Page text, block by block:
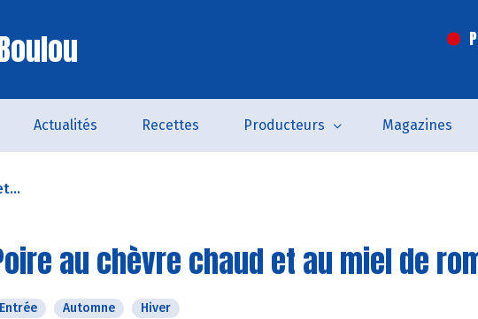
Actualités Recettes Producteurs Magazines
au chèvre chaud et au miel de
Entrée Automne Hiver